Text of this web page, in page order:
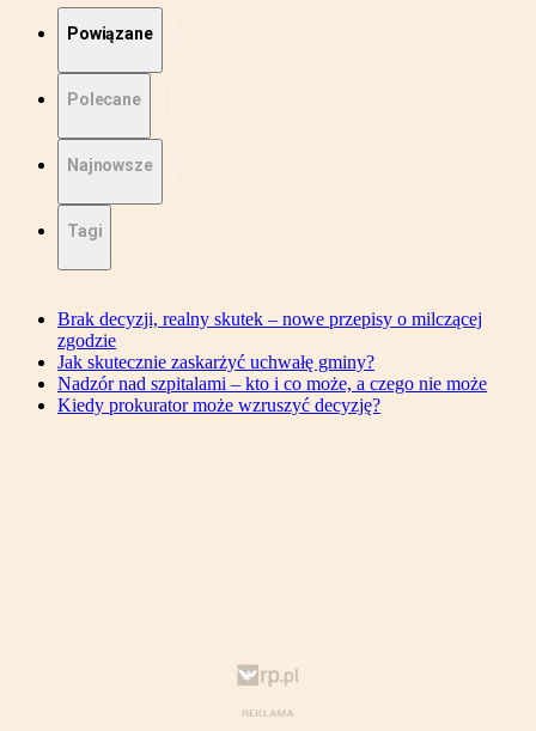
Powiązane
Polecane
Najnowsze
Tagi
Brak decyzji, realny skutek – nowe przepisy o milczącej
zgodzie
Jak skutecznie zaskarżyć uchwałę gminy?
Nadzór nad szpitalami – kto i co może, a czego nie może
Kiedy prokurator może wzruszyć decyzję?